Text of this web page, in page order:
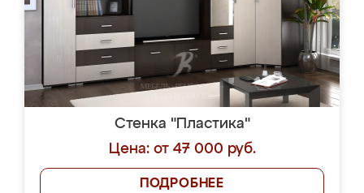
Стенка "Пластика"
Цена: от 47 000 руб.
ПОДРОБНЕЕ